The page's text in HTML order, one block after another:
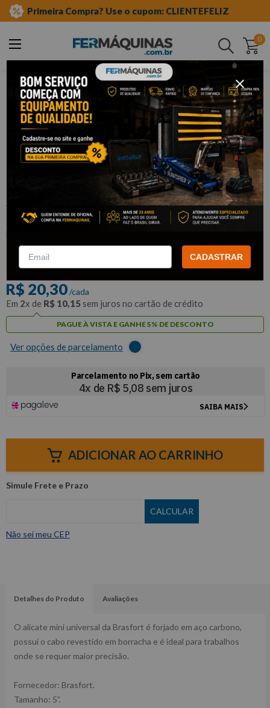
Primeira Compra? Use o cupom: CLIENTEFELIZ
0
Buscar
ferramentas manuais alicates universal
Alicate Mini Universal 5” – Brasfort
:F8999
R$19,28
com5% de descontono PIX ou Boleto
R$ 20,30/cada
Em 2x de R$ 10,15 sem juros no cartão de crédito
PAGUE À VISTA E GANHE 5% DE DESCONTO
Ver opções de parcelamento
ADICIONAR AO CARRINHO
Não sei meu CEP
Detalhes do Produto Avaliações
O alicate mini universal da Brasfort é forjado em aço carbono,
possui o cabo revestido em borracha e é ideal para trabalhos
onde se requer maior precisão.
Fornecedor: Brasfort.
Tamanho: 5”.
CADASTRAR